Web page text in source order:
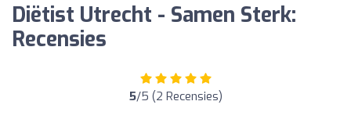
Diëtist Utrecht - Samen Sterk:
Recensies
5/5 (2 Recensies)